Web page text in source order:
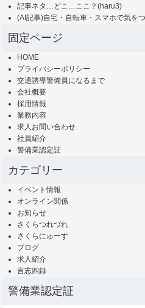
記事ネタ…どこ…ここ？(haru3)
(AI記事)自宅・自転車・スマホで気を
固定ページ
HOME
プライバシーポリシー
交通誘導警備員になるまで
会社概要
採用情報
業務内容
求人お問い合わせ
社員紹介
警備業認定証
カテゴリー
イベント情報
オンライン関係
お知らせ
さくらつれづれ
さくらにゅーす
ブログ
求人紹介
言志四録
警備業認定証